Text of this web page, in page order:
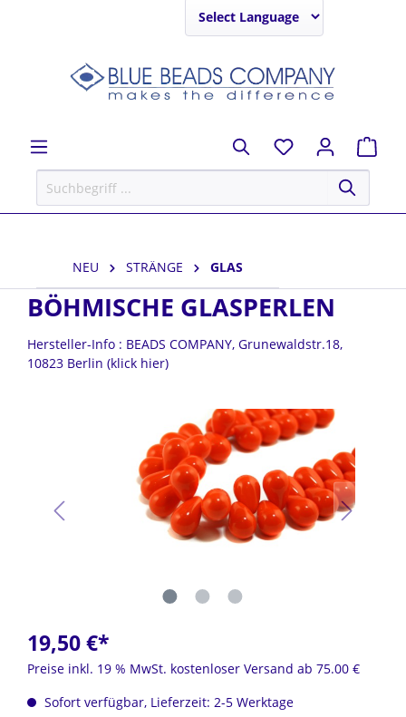
NEU STRÄNGE GLAS
BÖHMISCHE GLASPERLEN
Hersteller-Info : BEADS COMPANY, Grunewaldstr.18,
10823 Berlin (klick hier)
19,50 €*
Preise inkl. 19 % MwSt. kostenloser Versand ab 75.00 €
Sofort verfügbar, Lieferzeit: 2-5 Werktage